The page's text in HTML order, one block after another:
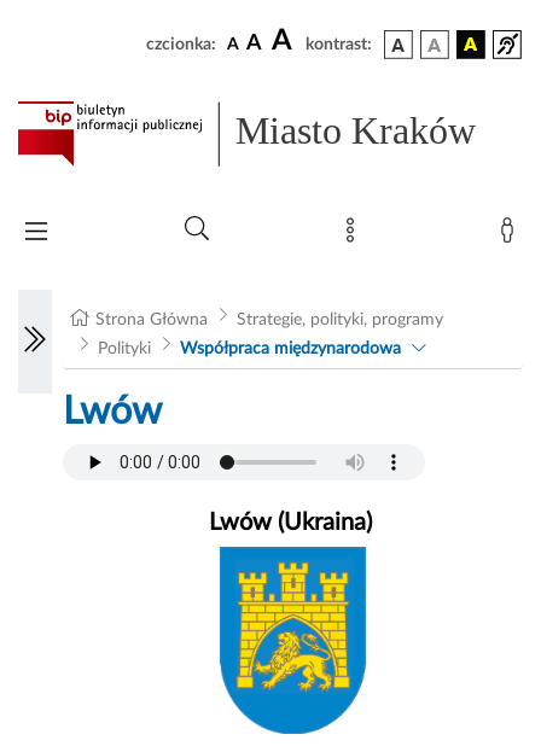
czcionka: A A A kontrast:
Miasto Kraków
Strona Główna
Strategie, polityki, programy
Polityki
Współpraca międzynarodowa
Lwów
Lwów (Ukraina)